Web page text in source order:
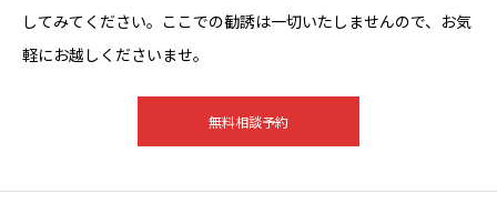
してみてください。ここでの勧誘は一切いたしませんので、お気
軽にお越しくださいませ。
無料相談予約